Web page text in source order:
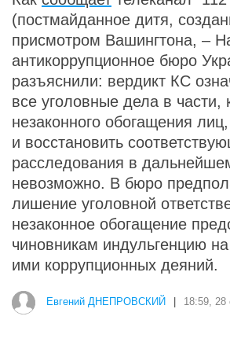
(постмайданное дитя,
присмотром Вашингтона, –
антикоррупционное бюро
разъяснили: вердикт КС
все уголовные дела в части,
незаконного обогащения
и восстановить
расследования в
невозможно. В бюро
лишение уголовной
незаконное обогащение
чиновникам индульгенцию
ими коррупционных деяний.
Евгений ДНЕПРОВСКИЙ 18:59,